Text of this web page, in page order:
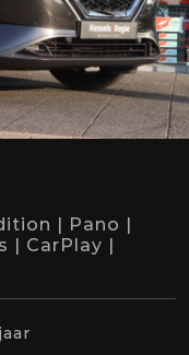
| Pano |
| CarPlay |